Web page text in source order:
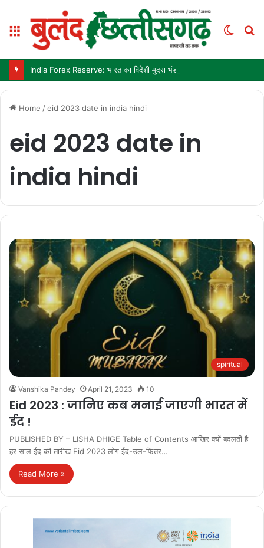
Menu
Switch
Home /eid 2023 date in india hindi
eid 2023 date in
india hindi
spiritual
Vanshika Pandey April 21, 2023 10
Eid 2023 : जानिए कब मनाई जाएगी भारत में
ईद !
PUBLISHED BY – LISHA DHIGE Table of Contents आखिर क्यों बदलती है
हर साल ईद की तारीख Eid 2023 लोग ईद-उल-फितर…
Read More »